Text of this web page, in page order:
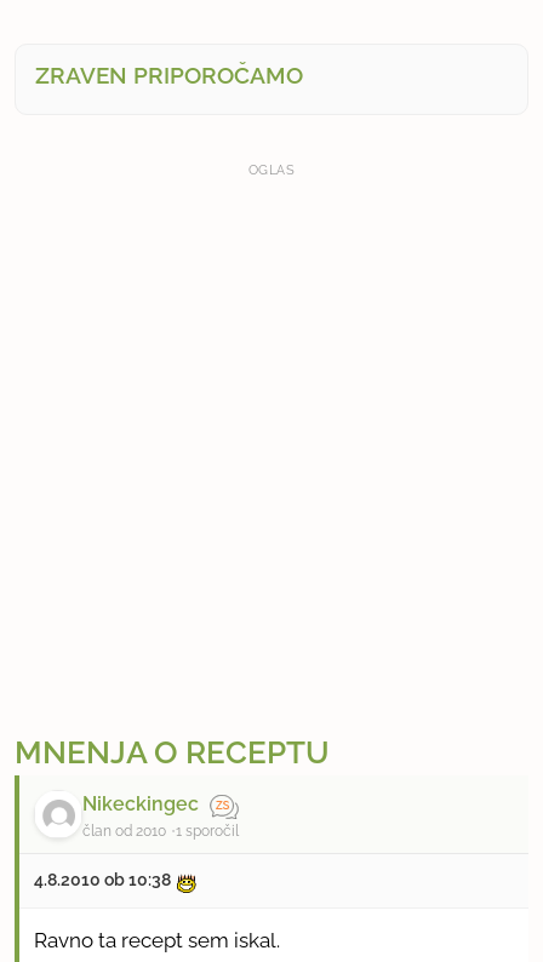
ZRAVEN PRIPOROČAMO
OGLAS
MNENJA O RECEPTU
Nikeckingec
član od 2010 1 sporočil
4.8.2010 ob 10:38
Ravno ta recept sem iskal.